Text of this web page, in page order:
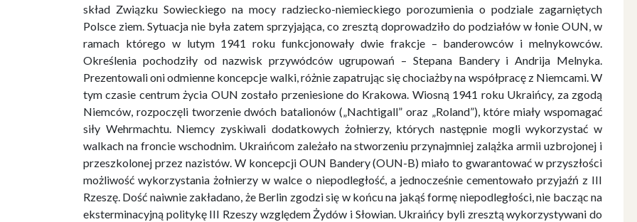
skład Związku Sowieckiego na mocy radziecko-niemieckiego porozumienia o podziale zagarniętych
Polsce ziem. Sytuacja nie była zatem sprzyjająca, co zresztą doprowadziło do podziałów w łonie OUN, w
ramach którego w lutym 1941 roku funkcjonowały dwie frakcje – banderowców i melnykowców.
Określenia pochodziły od nazwisk przywódców ugrupowań – Stepana Bandery i Andrija Melnyka.
Prezentowali oni odmienne koncepcje walki, różnie zapatrując się chociażby na współpracę z Niemcami. W
tym czasie centrum życia OUN zostało przeniesione do Krakowa. Wiosną 1941 roku Ukraińcy, za zgodą
Niemców, rozpoczęli tworzenie dwóch batalionów („Nachtigall” oraz „Roland”), które miały wspomagać
siły Wehrmachtu. Niemcy zyskiwali dodatkowych żołnierzy, których następnie mogli wykorzystać w
walkach na froncie wschodnim. Ukraińcom zależało na stworzeniu przynajmniej zalążka armii uzbrojonej i
przeszkolonej przez nazistów. W koncepcji OUN Bandery (OUN-B) miało to gwarantować w przyszłości
możliwość wykorzystania żołnierzy w walce o niepodległość, a jednocześnie cementowało przyjaźń z III
Rzeszę. Dość naiwnie zakładano, że Berlin zgodzi się w końcu na jakąś formę niepodległości, nie bacząc na
eksterminacyjną politykę III Rzeszy względem Żydów i Słowian. Ukraińcy byli zresztą wykorzystywani do